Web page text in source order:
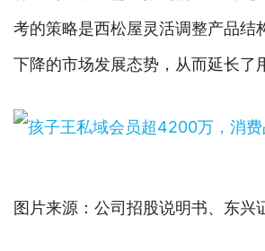
考的策略是西松屋灵活调整产品结
下降的市场发展态势，从而延长了
图片来源：公司招股说明书、东兴